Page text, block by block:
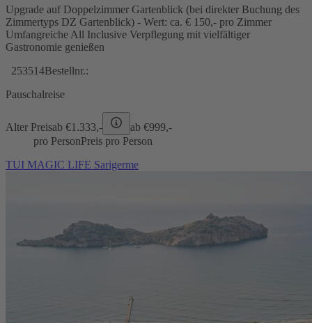
Upgrade auf Doppelzimmer Gartenblick (bei direkter Buchung des
Zimmertyps DZ Gartenblick) - Wert: ca. € 150,- pro Zimmer
Umfangreiche All Inclusive Verpflegung mit vielfältiger
Gastronomie genießen
253514Bestellnr.:
Pauschalreise
Alter Preisab €1.333,- ab €999,-
pro PersonPreis pro Person
TUI MAGIC LIFE Sarigerme